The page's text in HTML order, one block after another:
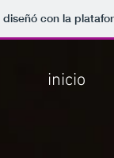
diseñó con la
inicio